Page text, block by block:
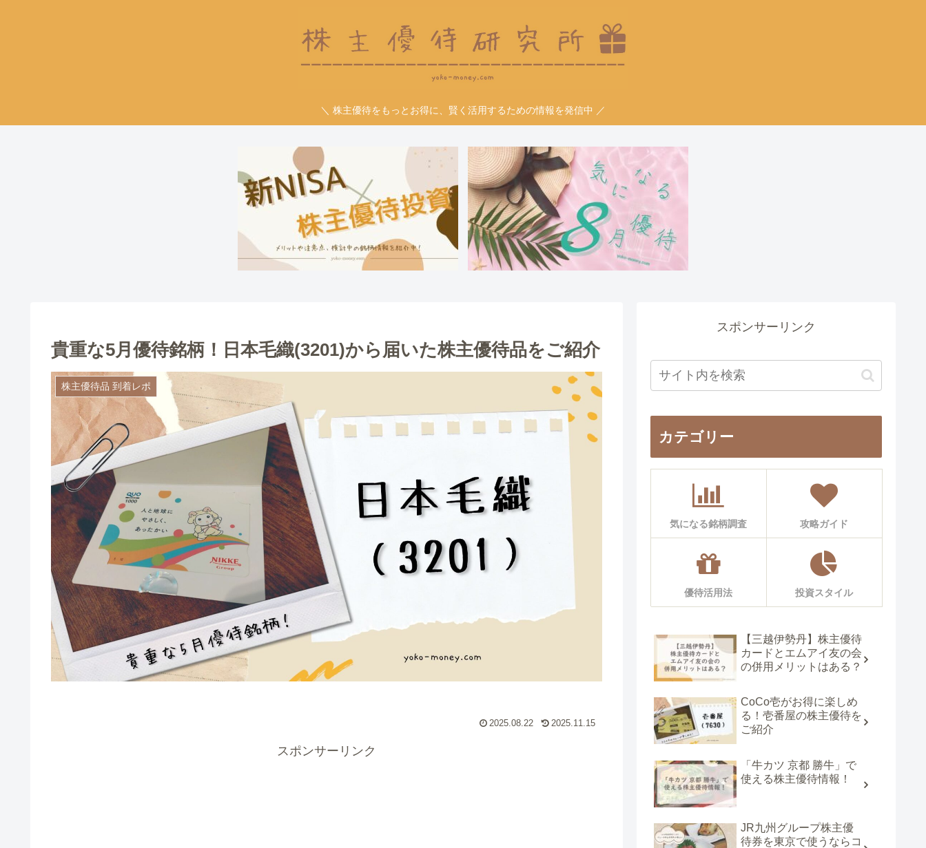
＼ 株主優待をもっとお得に、賢く活用するための情報を発信中 ／
貴重な5月優待銘柄！日本毛織(3201)から届いた株主優待品をご紹介
株主優待品 到着レポ
2025.08.22 2025.11.15
スポンサーリンク
スポンサーリンク
カテゴリー
気になる銘柄調査 攻略ガイド
優待活用法 投資スタイル
【三越伊勢丹】株主優待
カードとエムアイ友の会
の併用メリットはある？
CoCo壱がお得に楽しめ
る！壱番屋の株主優待を
ご紹介
「牛カツ 京都 勝牛」で
使える株主優待情報！
JR九州グループ株主優
待券を東京で使うならコ